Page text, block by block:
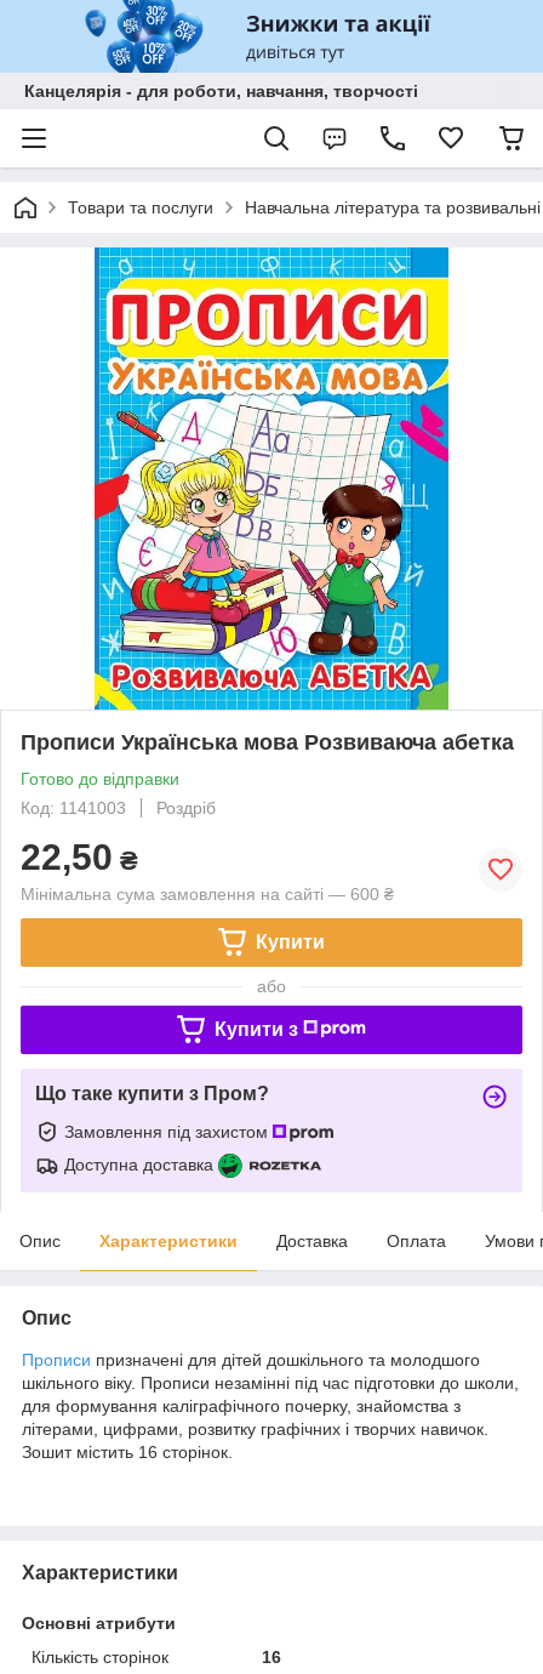
Канцелярія - для роботи, навчання, творчості
Товари та послуги Навчальна література та
Прописи Українська мова Розвиваюча абетка
Готово до відправки
Код: 1141003
Роздріб
22,50 ₴
Мінімальна сума замовлення на сайті — 600 ₴
Купити
або
Купити з
Що таке купити з Пром?
Замовлення під захистом
Доступна доставка
Опис Характеристики Доставка Оплата Умови
Опис
Прописи призначені для дітей дошкільного та молодшого
шкільного віку. Прописи незамінні під час підготовки до школи,
для формування каліграфічного почерку, знайомства з
літерами, цифрами, розвитку графічних і творчих навичок.
Зошит містить 16 сторінок.
Характеристики
Основні атрибути
Кількість сторінок
16